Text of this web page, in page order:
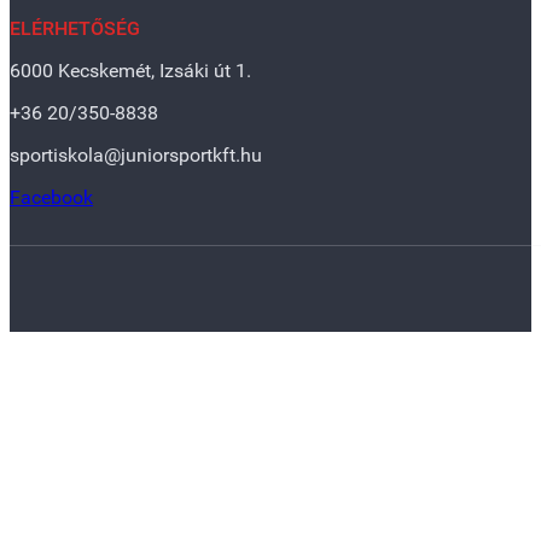
ELÉRHETŐSÉG
6000 Kecskemét, Izsáki út 1.
+36 20/350-8838
sportiskola@juniorsportkft.hu
Facebook